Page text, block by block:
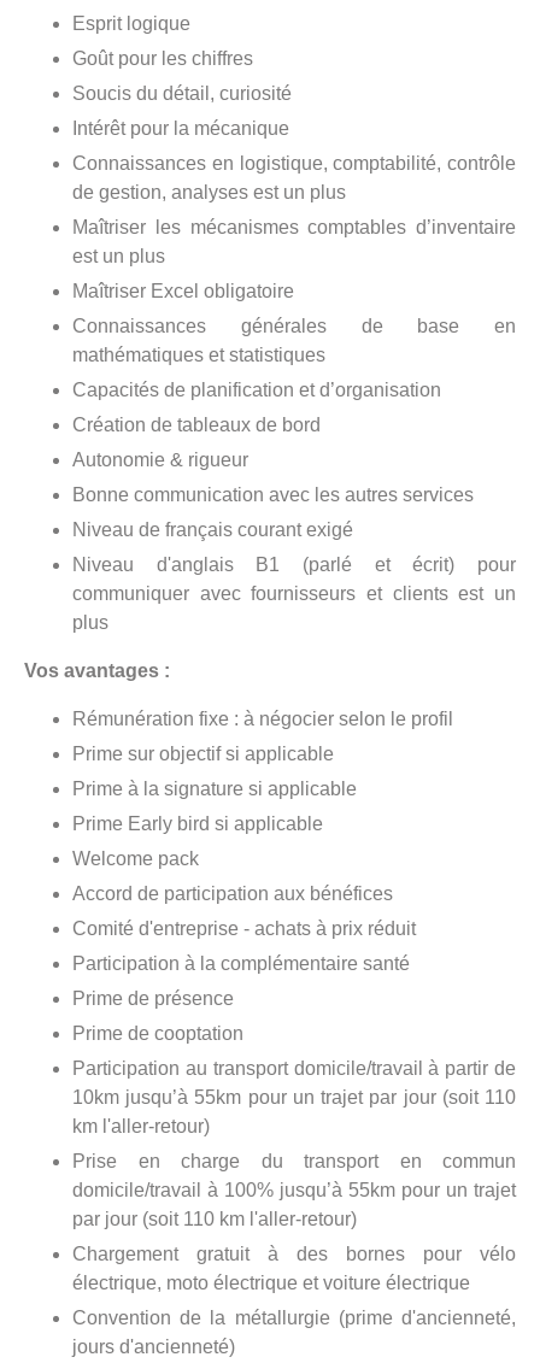
Esprit logique
Goût pour les chiffres
Soucis du détail, curiosité
Intérêt pour la mécanique
Connaissances en logistique, comptabilité, contrôle
de gestion, analyses est un plus
Maîtriser les mécanismes comptables d’inventaire
est un plus
Maîtriser Excel obligatoire
Connaissances générales de base en
mathématiques et statistiques
Capacités de planification et d’organisation
Création de tableaux de bord
Autonomie & rigueur
Bonne communication avec les autres services
Niveau de français courant exigé
Niveau d'anglais B1 (parlé et écrit) pour
communiquer avec fournisseurs et clients est un
plus
Vos avantages :
Rémunération fixe : à négocier selon le profil
Prime sur objectif si applicable
Prime à la signature si applicable
Prime Early bird si applicable
Welcome pack
Accord de participation aux bénéfices
Comité d'entreprise - achats à prix réduit
Participation à la complémentaire santé
Prime de présence
Prime de cooptation
Participation au transport domicile/travail à partir de
10km jusqu’à 55km pour un trajet par jour (soit 110
km l'aller-retour)
Prise en charge du transport en commun
domicile/travail à 100% jusqu’à 55km pour un trajet
par jour (soit 110 km l'aller-retour)
Chargement gratuit à des bornes pour vélo
électrique, moto électrique et voiture électrique
Convention de la métallurgie (prime d'ancienneté,
jours d'ancienneté)